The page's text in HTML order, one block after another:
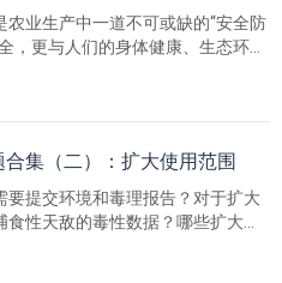
业生产中一道不可或缺的“安全防
，更与人们的身体健康、生态环境
集（二）：扩大使用范围
提交环境和毒理报告？对于扩大
性天敌的毒性数据？哪些扩大使
现新的风险点”？